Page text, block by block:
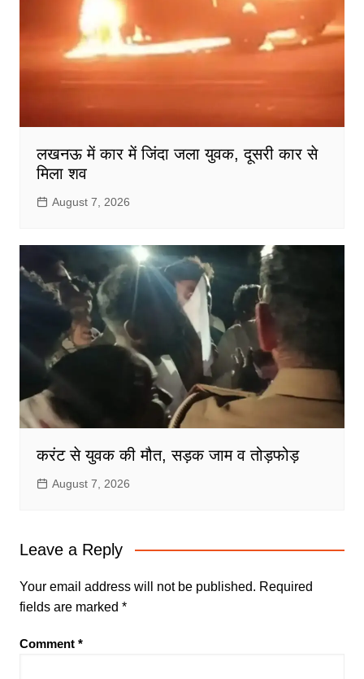
लखनऊ में कार में जिंदा जला युवक, दूसरी कार से
मिला शव
August 7, 2026
करंट से युवक की मौत, सड़क जाम व तोड़फोड़
August 7, 2026
Leave a Reply
Your email address will not be published. Required
fields are marked *
Comment *